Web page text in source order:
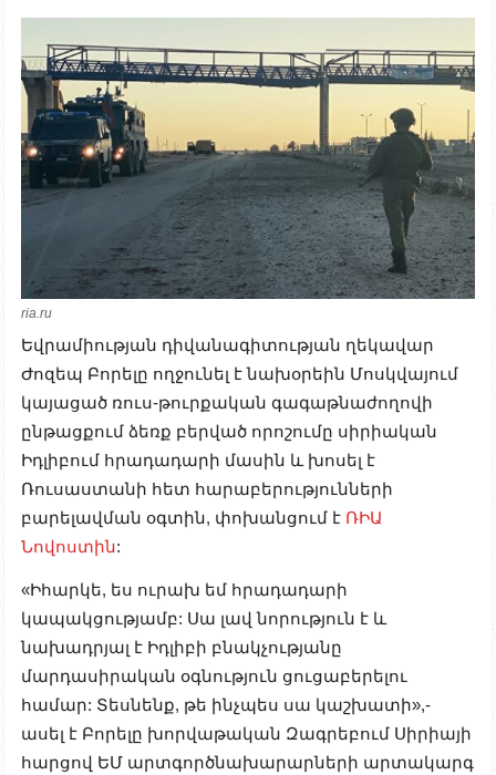
ria.ru
Եվրամիության դիվանագիտության ղեկավար
Ժոզեպ Բորելը ողջունել է նախօրեին Մոսկվայում
կայացած ռուս-թուրքական գագաթնաժողովի
ընթացքում ձեռք բերված որոշումը սիրիական
Իդլիբում հրադադարի մասին և խոսել է
Ռուսաստանի հետ հարաբերությունների
բարելավման օգտին, փոխանցում է ՌԻԱ
Նովոստին:
«Իհարկե, ես ուրախ եմ հրադադարի
կապակցությամբ: Սա լավ նորություն է և
նախադրյալ է Իդլիբի բնակչությանը
մարդասիրական օգնություն ցուցաբերելու
համար: Տեսնենք, թե ինչպես սա կաշխատի»,-
ասել է Բորելը խորվաթական Զագրեբում Սիրիայի
հարցով ԵՄ արտգործնախարարների արտակարգ